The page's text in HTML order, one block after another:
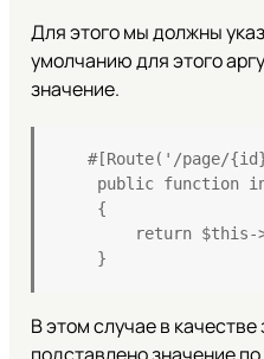
Для этого мы должны
умолчанию для этого
значение.
#[Route('/page/
public function
{
return $this-
}
В этом случае в